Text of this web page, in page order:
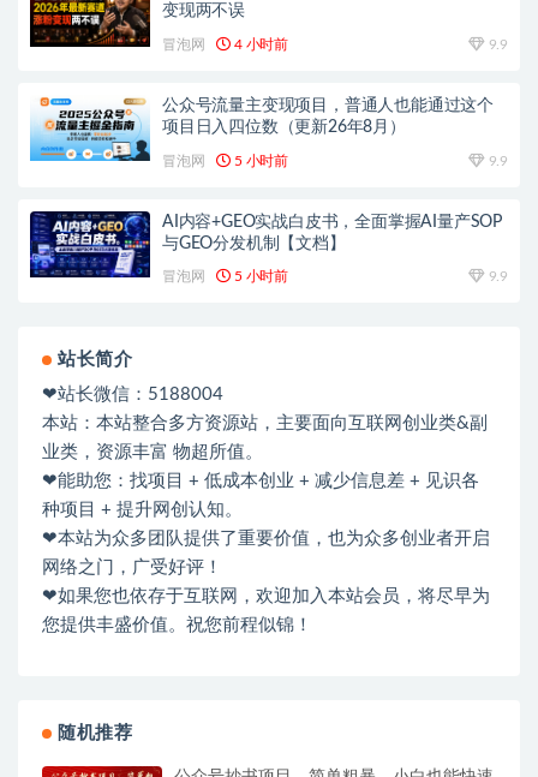
变现两不误
冒泡网 4 小时前 9.9
公众号流量主变现项目，普通人也能通过这个
项目日入四位数（更新26年8月）
冒泡网 5 小时前 9.9
AI内容+GEO实战白皮书，全面掌握AI量产SOP
与GEO分发机制【文档】
冒泡网 5 小时前 9.9
站长简介
❤站长微信：5188004
本站：本站整合多方资源站，主要面向互联网创业类&副
业类，资源丰富 物超所值。
❤能助您：找项目 + 低成本创业 + 减少信息差 + 见识各
种项目 + 提升网创认知。
❤本站为众多团队提供了重要价值，也为众多创业者开启
网络之门，广受好评！
❤如果您也依存于互联网，欢迎加入本站会员，将尽早为
您提供丰盛价值。祝您前程似锦！
随机推荐